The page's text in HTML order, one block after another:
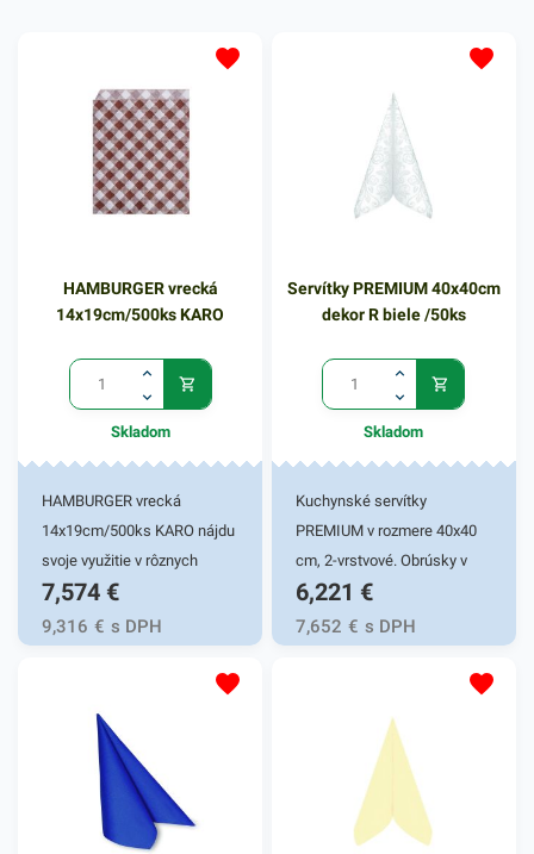
HAMBURGER vrecká
14x19cm/500ks KARO
Skladom
HAMBURGER vrecká
14x19cm/500ks KARO nájdu
svoje využitie v rôznych
gastronomických
prevádzkach, ako aj vo vašej
domácnosti. Papierové
predovšetkým na hamburger,
cigánsku, kebab ale aj iné
pochutiny. Využívajú sa
najmä vo fast foodoch,
bufetoch, rôznych stánkoch,
7,574 €
9,316 € s DPH
Servítky PREMIUM 40x40cm
dekor R biele /50ks
Skladom
Kuchynské servítky
PREMIUM v rozmere 40x40
cm, 2-vrstvové. Obrúsky v
bielej farbe v balení 50ks.
Používajú sa v reštauráciách,
v domácnostiach a pod.
kvalitnú službu užívateľovi a
dodá eleganciu pri
servírovaní jedál. Farba: biela
6,221 €
7,652 € s DPH